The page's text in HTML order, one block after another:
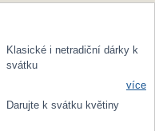
Klasické i netradiční dárky k
svátku
více
Darujte k svátku květiny